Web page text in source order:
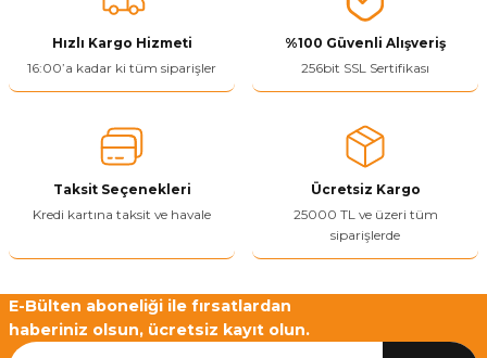
Ürün fiyatı diğer sitelerden daha pahalı.
Bu ürüne benzer farklı alternatifler olmalı.
Yetkiliye Gönder
Hızlı Kargo Hizmeti
16:00’a kadar ki tüm siparişler
%100 Güvenli Alışveriş
256bit SSL Sertifikası
Taksit Seçenekleri
Kredi kartına taksit ve havale
Ücretsiz Kargo
25000 TL ve üzeri tüm
siparişlerde
E-Bülten aboneliği ile fırsatlardan
haberiniz olsun, ücretsiz kayıt olun.